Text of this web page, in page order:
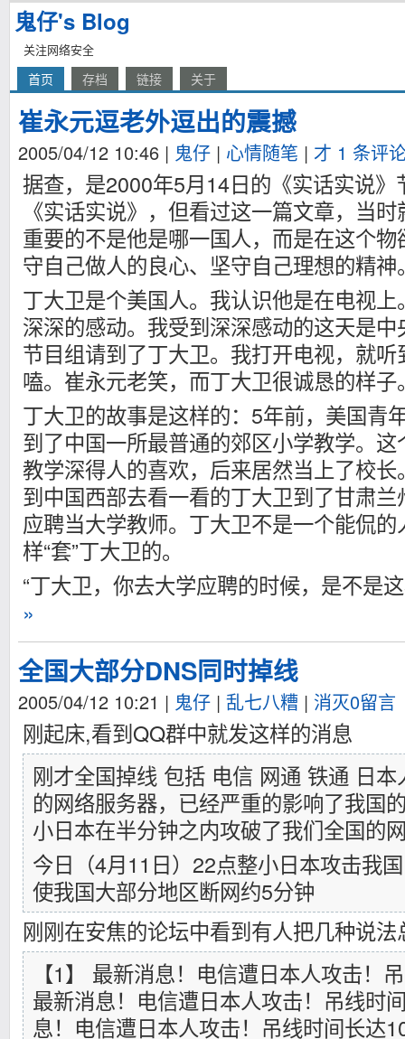
鬼仔's Blog
关注网络安全
首页 存档 链接 关于
崔永元逗老外逗出的震撼
2005/04/12 10:46 | 鬼仔 | 心情随笔 | 才 1 条评
据查，是2000年5月14日的《实话实说
《实话实说》，但看过这一篇文章，当
重要的不是他是哪一国人，而是在这个
守自己做人的良心、坚守自己理想的精神
丁大卫是个美国人。我认识他是在电视
深深的感动。我受到深深感动的这天是
节目组请到了丁大卫。我打开电视，就
嗑。崔永元老笑，而丁大卫很诚恳的样子
丁大卫的故事是这样的：5年前，美国青
到了中国一所最普通的郊区小学教学。
教学深得人的喜欢，后来居然当上了校
到中国西部去看一看的丁大卫到了甘肃
应聘当大学教师。丁大卫不是一个能侃
样“套”丁大卫的。
“丁大卫，你去大学应聘的时候，是不是
»
全国大部分DNS同时掉线
2005/04/12 10:21 | 鬼仔 | 乱七八糟 | 消灭0留言
刚起床,看到QQ群中就发这样的消息
刚才全国掉线 包括 电信 网通 铁通 日
的网络服务器，已经严重的影响了我国
小日本在半分钟之内攻破了我们全国的
今日（4月11日）22点整小日本攻击我
使我国大部分地区断网约5分钟
刚刚在安焦的论坛中看到有人把几种说
【1】 最新消息！电信遭日本人攻击！
最新消息！电信遭日本人攻击！吊线时
息！电信遭日本人攻击！吊线时间长达